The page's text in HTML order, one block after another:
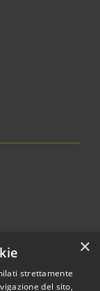
×
strettamente
del sito,